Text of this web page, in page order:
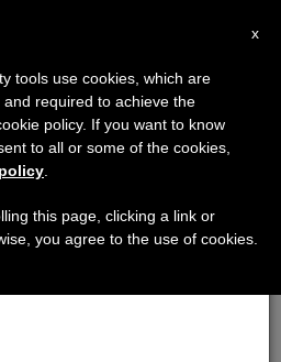
×
agosto haremos la pausa
en el periodo de verano
y también el
x
tools use cookies, which are
required to achieve the
policy. If you want to know
to all or some of the cookies,
this page, clicking a link or
you agree to the use of cookies.